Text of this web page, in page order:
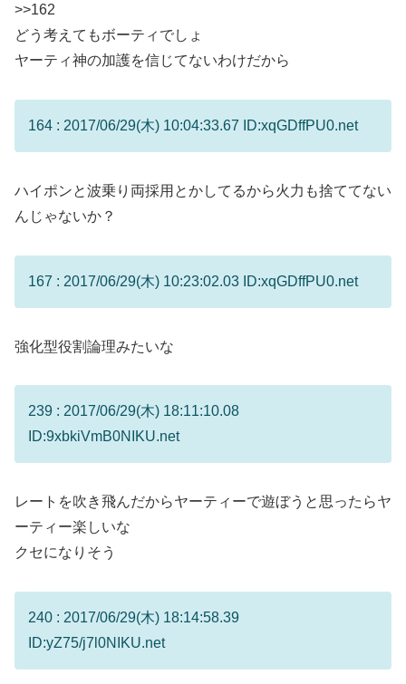
>>162
どう考えてもボーティでしょ
ヤーティ神の加護を信じてないわけだから
164 : 2017/06/29(木) 10:04:33.67 ID:xqGDffPU0.net
ハイポンと波乗り両採用とかしてるから火力も捨ててない
んじゃないか？
167 : 2017/06/29(木) 10:23:02.03 ID:xqGDffPU0.net
強化型役割論理みたいな
239 : 2017/06/29(木) 18:11:10.08
ID:9xbkiVmB0NIKU.net
レートを吹き飛んだからヤーティーで遊ぼうと思ったらヤ
ーティー楽しいな
クセになりそう
240 : 2017/06/29(木) 18:14:58.39
ID:yZ75/j7l0NIKU.net